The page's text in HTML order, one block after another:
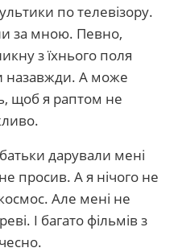
по телевізору.
за мною. Певно,
з їхнього поля
назавжди. А може
щоб я раптом не
дарували мені
не просив. А я нічого не
Але мені не
І багато фільмів з